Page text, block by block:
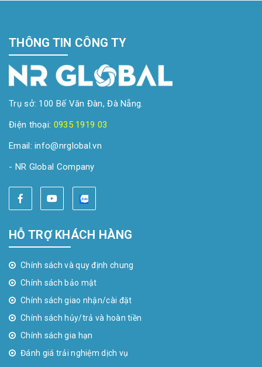
THÔNG TIN CÔNG TY
Trụ sở: 100 Bế Văn Đàn, Đà Nẵng.
Điện thoại: 0935 1919 03
Email: info@nrglobal.vn
- NR Global Company
HỖ TRỢ KHÁCH HÀNG
Chính sách và quy định chung
Chính sách bảo mật
Chính sách giao nhận/cài đặt
Chính sách hủy/trả và hoàn tiền
Chính sách gia hạn
Đánh giá trải nghiệm dịch vụ